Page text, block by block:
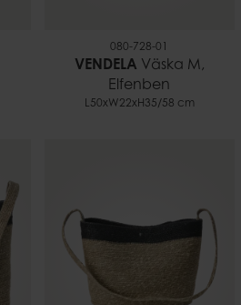
080-728-01
VENDELA Väska M,
Elfenben
L50xW22xH35/58 cm